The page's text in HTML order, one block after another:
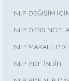
NLP DEĞİŞİM
NLP DERS
NLP MAKALE PDF
NLP PDF İNDİR